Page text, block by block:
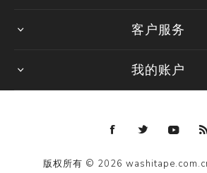
客户服务
我的账户
版权所有 © 2026